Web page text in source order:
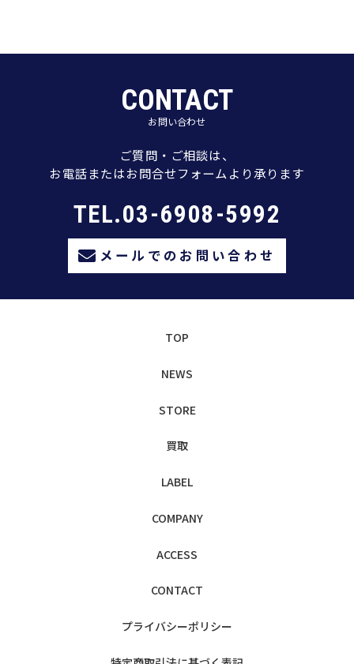
CONTACT
お問い合わせ
ご質問・ご相談は、
お電話またはお問合せフォームより承ります
TEL.03-6908-5992
メールでのお問い合わせ
TOP
NEWS
STORE
買取
LABEL
COMPANY
ACCESS
CONTACT
プライバシーポリシー